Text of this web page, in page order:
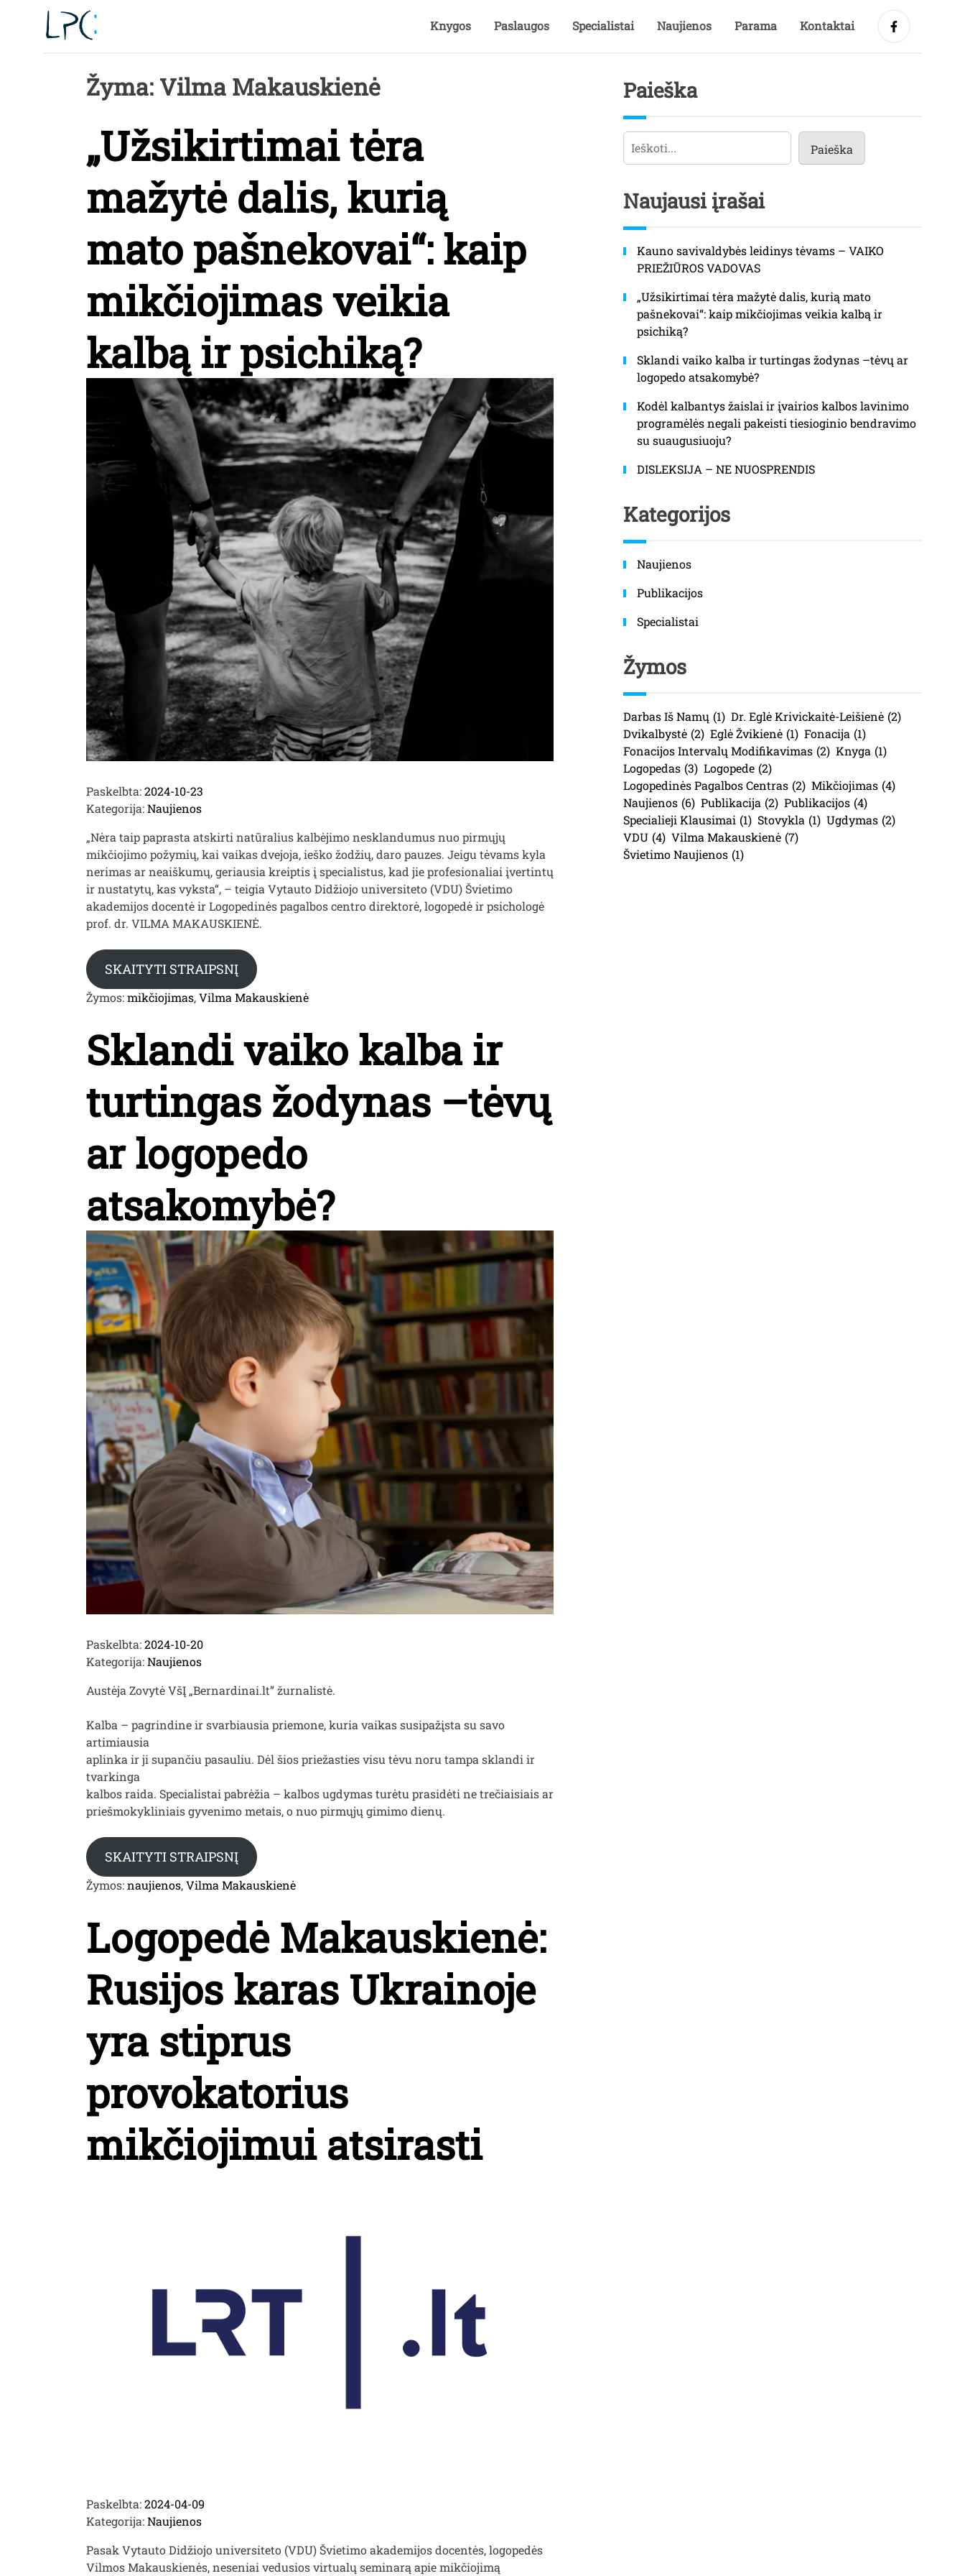
Knygos Paslaugos Specialistai Naujienos Parama Kontaktai
Žyma: Vilma Makauskienė
„Užsikirtimai tėra
mažytė dalis, kurią
mato pašnekovai“: kaip
mikčiojimas veikia
kalbą ir psichiką?
Paskelbta:2024-10-23
Kategorija:Naujienos
„Nėra taip paprasta atskirti natūralius kalbėjimo nesklandumus nuo pirmųjų
mikčiojimo požymių, kai vaikas dvejoja, ieško žodžių, daro pauzes. Jeigu tėvams kyla
nerimas ar neaiškumų, geriausia kreiptis į specialistus, kad jie profesionaliai įvertintų
ir nustatytų, kas vyksta“, – teigia Vytauto Didžiojo universiteto (VDU) Švietimo
akademijos docentė ir Logopedinės pagalbos centro direktorė, logopedė ir psichologė
prof. dr. VILMA MAKAUSKIENĖ.
SKAITYTI STRAIPSNĮ
Žymos:mikčiojimas,Vilma Makauskienė
Sklandi vaiko kalba ir
turtingas žodynas –tėvų
ar logopedo
atsakomybė?
Paskelbta:2024-10-20
Kategorija:Naujienos
Austėja Zovytė VšĮ „Bernardinai.lt” žurnalistė.
Kalba – pagrindine ir svarbiausia priemone, kuria vaikas susipažįsta su savo
artimiausia
aplinka ir ji supančiu pasauliu. Dėl šios priežasties visu tėvu noru tampa sklandi ir
tvarkinga
kalbos raida. Specialistai pabrėžia – kalbos ugdymas turėtu prasidėti ne trečiaisiais ar
priešmokykliniais gyvenimo metais, o nuo pirmųjų gimimo dienų.
SKAITYTI STRAIPSNĮ
Žymos:naujienos,Vilma Makauskienė
Logopedė Makauskienė:
Rusijos karas Ukrainoje
yra stiprus
provokatorius
mikčiojimui atsirasti
Paskelbta:2024-04-09
Kategorija:Naujienos
Pasak Vytauto Didžiojo universiteto (VDU) Švietimo akademijos docentės, logopedės
Vilmos Makauskienės, neseniai vedusios virtualų seminarą apie mikčiojimą
Paieška
Paieška
Paieška
Naujausi įrašai
Kauno savivaldybės leidinys tėvams – VAIKO
PRIEŽIŪROS VADOVAS
„Užsikirtimai tėra mažytė dalis, kurią mato
pašnekovai“: kaip mikčiojimas veikia kalbą ir
psichiką?
Sklandi vaiko kalba ir turtingas žodynas –tėvų ar
logopedo atsakomybė?
Kodėl kalbantys žaislai ir įvairios kalbos lavinimo
programėlės negali pakeisti tiesioginio bendravimo
su suaugusiuoju?
DISLEKSIJA – NE NUOSPRENDIS
Kategorijos
Naujienos
Publikacijos
Specialistai
Žymos
Darbas Iš Namų (1) Dr. Eglė Krivickaitė-Leišienė (2)
Dvikalbystė (2) Eglė Žvikienė (1) Fonacija (1)
Fonacijos Intervalų Modifikavimas (2) Knyga (1)
Logopedas (3) Logopede (2)
Logopedinės Pagalbos Centras (2) Mikčiojimas (4)
Naujienos (6) Publikacija (2) Publikacijos (4)
Specialieji Klausimai (1) Stovykla (1) Ugdymas (2)
VDU (4) Vilma Makauskienė (7)
Švietimo Naujienos (1)